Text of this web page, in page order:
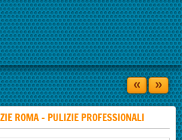
« »
ROMA - PULIZIE PROFESSIONALI